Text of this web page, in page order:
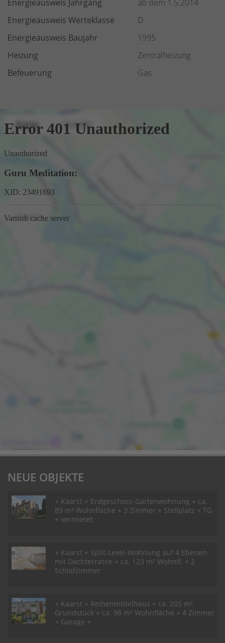
Energieausweis Jahrgang
ab dem 1.5.2014
Energieausweis Werteklasse
D
Energieausweis Baujahr
1995
Heizung
Zentralheizung
Befeuerung
Gas
NEUE OBJEKTE
+ Kaarst + Erdgeschoss-Gartenwohnung + ca.
89 m² Wohnfläche + 3 Zimmer + Stellplatz + TG
+ vermietet
+ Kaarst + Split-Level-Wohnung auf 4 Ebenen
mit Dachterrasse + ca. 123 m² Wohnfl. + 2
Schlafzimmer
+ Kaarst + Reihenmittelhaus + ca. 205 m²
Grundstück + ca. 98 m² Wohnfläche + 4 Zimmer
+ Garage +